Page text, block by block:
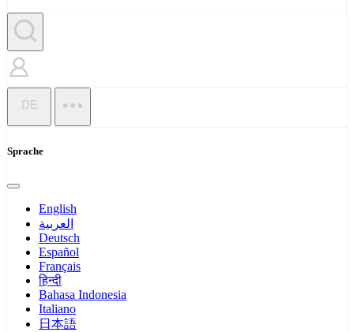
DE
Sprache
English
العربية
Deutsch
Español
Français
हिन्दी
Bahasa Indonesia
Italiano
日本語